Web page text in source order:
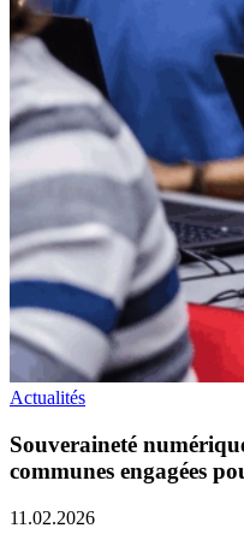
Actualités
Souveraineté
communes engagées
11.02.2026